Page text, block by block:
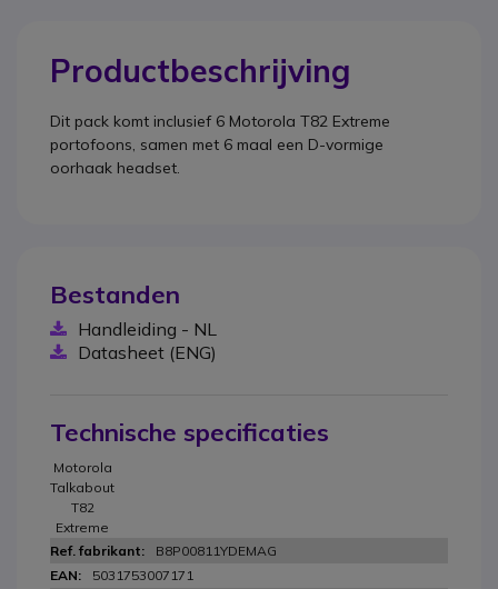
Productbeschrijving
Dit pack komt inclusief 6 Motorola T82 Extreme
portofoons, samen met 6 maal een D-vormige
oorhaak headset.
Bestanden
Handleiding - NL
Datasheet (ENG)
Technische specificaties
Motorola
Talkabout
T82
Extreme
B8P00811YDEMAG
5031753007171